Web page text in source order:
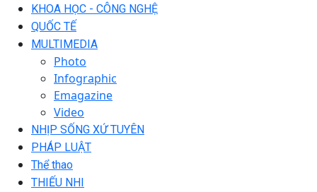
KHOA HỌC - CÔNG NGHỆ
QUỐC TẾ
MULTIMEDIA
Photo
Infographic
Emagazine
Video
NHỊP SỐNG XỨ TUYÊN
PHÁP LUẬT
Thể thao
THIẾU NHI